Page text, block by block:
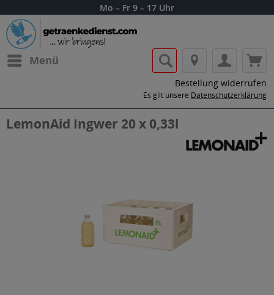
Mo – Fr 9 – 17 Uhr
Menü
Bestellung widerrufen
Es gilt unsere Datenschutzerklärung
LemonAid Ingwer 20 x 0,33l